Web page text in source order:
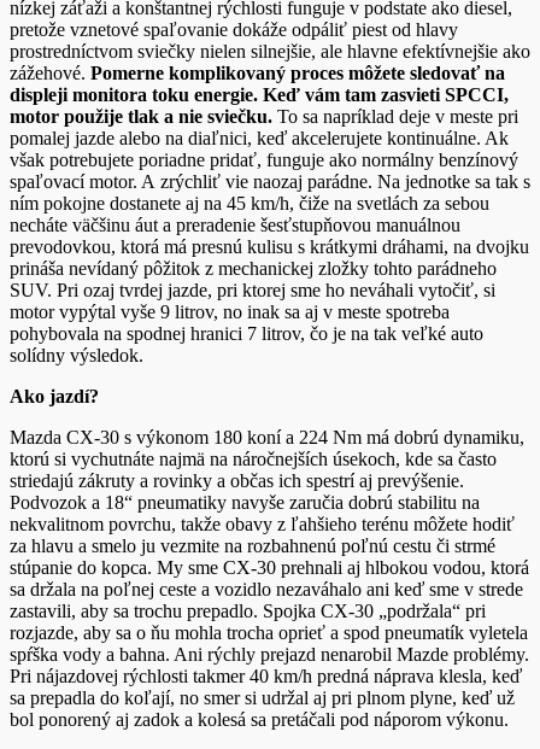
nízkej záťaži a konštantnej rýchlosti funguje v podstate ako diesel,
pretože vznetové spaľovanie dokáže odpáliť piest od hlavy
prostredníctvom sviečky nielen silnejšie, ale hlavne efektívnejšie ako
zážehové. Pomerne komplikovaný proces môžete sledovať na
displeji monitora toku energie. Keď vám tam zasvieti SPCCI,
motor použije tlak a nie sviečku. To sa napríklad deje v meste pri
pomalej jazde alebo na diaľnici, keď akcelerujete kontinuálne. Ak
však potrebujete poriadne pridať, funguje ako normálny benzínový
spaľovací motor. A zrýchliť vie naozaj parádne. Na jednotke sa tak s
ním pokojne dostanete aj na 45 km/h, čiže na svetlách za sebou
necháte väčšinu áut a preradenie šesťstupňovou manuálnou
prevodovkou, ktorá má presnú kulisu s krátkymi dráhami, na dvojku
prináša nevídaný pôžitok z mechanickej zložky tohto parádneho
SUV. Pri ozaj tvrdej jazde, pri ktorej sme ho neváhali vytočiť, si
motor vypýtal vyše 9 litrov, no inak sa aj v meste spotreba
pohybovala na spodnej hranici 7 litrov, čo je na tak veľké auto
solídny výsledok.
Ako jazdí?
Mazda CX-30 s výkonom 180 koní a 224 Nm má dobrú dynamiku,
ktorú si vychutnáte najmä na náročnejších úsekoch, kde sa často
striedajú zákruty a rovinky a občas ich spestrí aj prevýšenie.
Podvozok a 18“ pneumatiky navyše zaručia dobrú stabilitu na
nekvalitnom povrchu, takže obavy z ľahšieho terénu môžete hodiť
za hlavu a smelo ju vezmite na rozbahnenú poľnú cestu či strmé
stúpanie do kopca. My sme CX-30 prehnali aj hlbokou vodou, ktorá
sa držala na poľnej ceste a vozidlo nezaváhalo ani keď sme v strede
zastavili, aby sa trochu prepadlo. Spojka CX-30 „podržala“ pri
rozjazde, aby sa o ňu mohla trocha oprieť a spod pneumatík vyletela
spŕška vody a bahna. Ani rýchly prejazd nenarobil Mazde problémy.
Pri nájazdovej rýchlosti takmer 40 km/h predná náprava klesla, keď
sa prepadla do koľají, no smer si udržal aj pri plnom plyne, keď už
bol ponorený aj zadok a kolesá sa pretáčali pod náporom výkonu.